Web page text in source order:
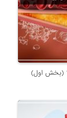
(بخش اول)